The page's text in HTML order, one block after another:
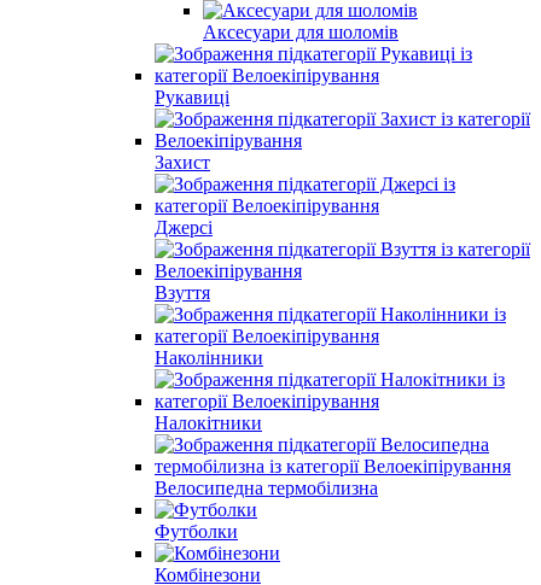
Аксесуари для шоломів
Рукавиці
Захист
Джерсі
Взуття
Наколінники
Налокітники
Велосипедна термобілизна
Футболки
Комбінезони